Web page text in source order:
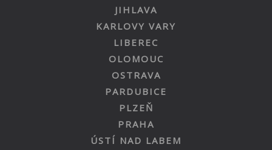
JIHLAVA
KARLOVY VARY
LIBEREC
OLOMOUC
OSTRAVA
PARDUBICE
PLZEŇ
PRAHA
ÚSTÍ NAD LABEM